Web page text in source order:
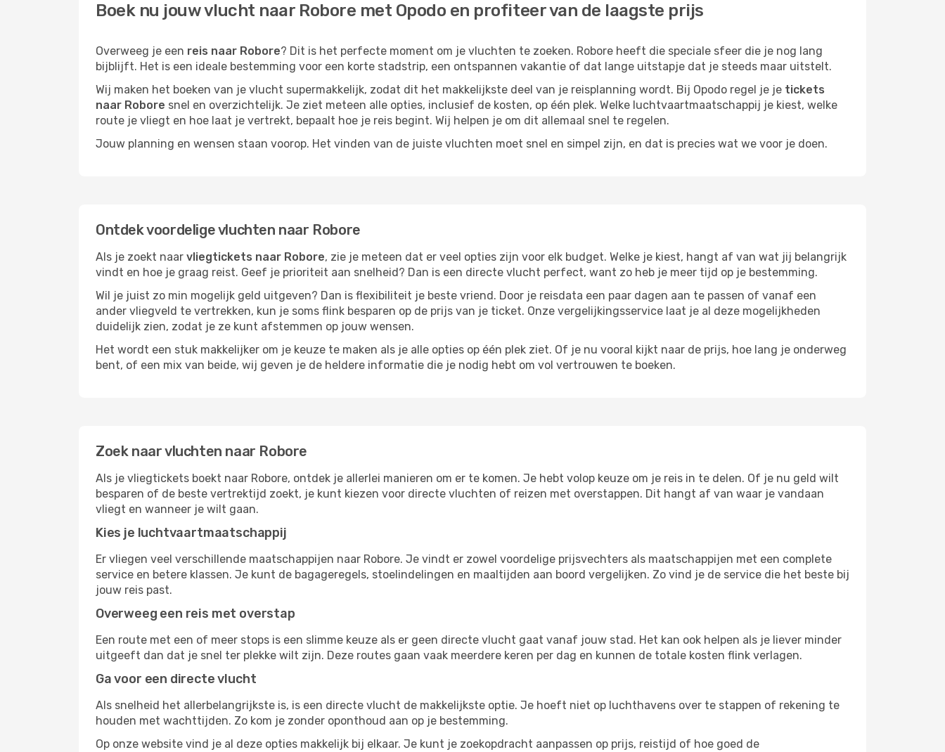
Boek nu jouw vlucht naar Robore met Opodo en profiteer van de laagste prijs
Overweeg je een reis naar Robore? Dit is het perfecte moment om je vluchten te zoeken. Robore heeft die speciale sfeer die je nog lang
bijblijft. Het is een ideale bestemming voor een korte stadstrip, een ontspannen vakantie of dat lange uitstapje dat je steeds maar uitstelt.
Wij maken het boeken van je vlucht supermakkelijk, zodat dit het makkelijkste deel van je reisplanning wordt. Bij Opodo regel je je tickets
naar Robore snel en overzichtelijk. Je ziet meteen alle opties, inclusief de kosten, op één plek. Welke luchtvaartmaatschappij je kiest, welke
route je vliegt en hoe laat je vertrekt, bepaalt hoe je reis begint. Wij helpen je om dit allemaal snel te regelen.
Jouw planning en wensen staan voorop. Het vinden van de juiste vluchten moet snel en simpel zijn, en dat is precies wat we voor je doen.
Ontdek voordelige vluchten naar Robore
Als je zoekt naar vliegtickets naar Robore, zie je meteen dat er veel opties zijn voor elk budget. Welke je kiest, hangt af van wat jij belangrijk
vindt en hoe je graag reist. Geef je prioriteit aan snelheid? Dan is een directe vlucht perfect, want zo heb je meer tijd op je bestemming.
Wil je juist zo min mogelijk geld uitgeven? Dan is flexibiliteit je beste vriend. Door je reisdata een paar dagen aan te passen of vanaf een
ander vliegveld te vertrekken, kun je soms flink besparen op de prijs van je ticket. Onze vergelijkingsservice laat je al deze mogelijkheden
duidelijk zien, zodat je ze kunt afstemmen op jouw wensen.
Het wordt een stuk makkelijker om je keuze te maken als je alle opties op één plek ziet. Of je nu vooral kijkt naar de prijs, hoe lang je onderweg
bent, of een mix van beide, wij geven je de heldere informatie die je nodig hebt om vol vertrouwen te boeken.
Zoek naar vluchten naar Robore
Als je vliegtickets boekt naar Robore, ontdek je allerlei manieren om er te komen. Je hebt volop keuze om je reis in te delen. Of je nu geld wilt
besparen of de beste vertrektijd zoekt, je kunt kiezen voor directe vluchten of reizen met overstappen. Dit hangt af van waar je vandaan
vliegt en wanneer je wilt gaan.
Kies je luchtvaartmaatschappij
Er vliegen veel verschillende maatschappijen naar Robore. Je vindt er zowel voordelige prijsvechters als maatschappijen met een complete
service en betere klassen. Je kunt de bagageregels, stoelindelingen en maaltijden aan boord vergelijken. Zo vind je de service die het beste bij
jouw reis past.
Overweeg een reis met overstap
Een route met een of meer stops is een slimme keuze als er geen directe vlucht gaat vanaf jouw stad. Het kan ook helpen als je liever minder
uitgeeft dan dat je snel ter plekke wilt zijn. Deze routes gaan vaak meerdere keren per dag en kunnen de totale kosten flink verlagen.
Ga voor een directe vlucht
Als snelheid het allerbelangrijkste is, is een directe vlucht de makkelijkste optie. Je hoeft niet op luchthavens over te stappen of rekening te
houden met wachttijden. Zo kom je zonder oponthoud aan op je bestemming.
Op onze website vind je al deze opties makkelijk bij elkaar. Je kunt je zoekopdracht aanpassen op prijs, reistijd of hoe goed de